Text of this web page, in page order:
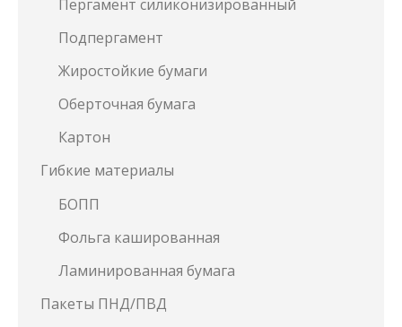
Пергамент силиконизированный
Подпергамент
Жиростойкие бумаги
Оберточная бумага
Картон
Гибкие материалы
БОПП
Фольга кашированная
Ламинированная бумага
Пакеты ПНД/ПВД